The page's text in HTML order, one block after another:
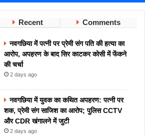
Recent Comments
नवगछिया में पत्नी पर प्रेमी संग पति की हत्या का
आरोप, अपहरण के बाद सिर काटकर कोसी में फेंकने
की चर्चा
2 days ago
नवगछिया में युवक का कथित अपहरण: पत्नी पर
शक, प्रेमी संग साजिश का आरोप; पुलिस CCTV
और CDR खंगालने में जुटी
2 days ago